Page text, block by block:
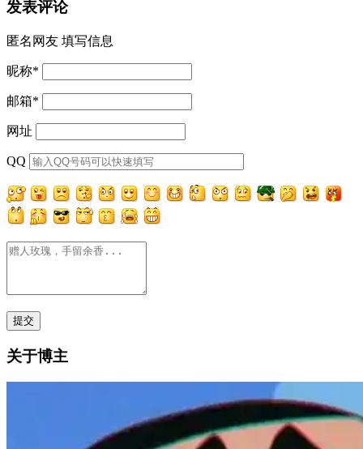
发表评论
匿名网友 填写信息
昵称*
邮箱*
网址
QQ
关于博主